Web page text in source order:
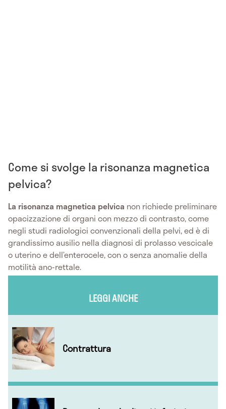
Come si svolge la risonanza magnetica
pelvica?
La risonanza magnetica pelvica non richiede preliminare
opacizzazione di organi con mezzo di contrasto, come
negli studi radiologici convenzionali della pelvi, ed è di
grandissimo ausilio nella diagnosi di prolasso vescicale
o uterino e dell’enterocele, con o senza anomalie della
motilità ano-rettale.
LEGGI ANCHE
Contrattura